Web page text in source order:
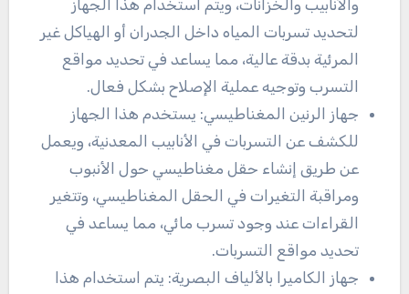
والأنابيب والخزانات، ويتم استخدام هذا الجهاز
لتحديد تسربات المياه داخل الجدران أو الهياكل غير
المرئية بدقة عالية، مما يساعد في تحديد مواقع
التسرب وتوجيه عملية الإصلاح بشكل فعال.
جهاز الرنين المغناطيسي: يستخدم هذا الجهاز
للكشف عن التسربات في الأنابيب المعدنية، ويعمل
عن طريق إنشاء حقل مغناطيسي حول الأنبوب
ومراقبة التغيرات في الحقل المغناطيسي، وتتغير
القراءات عند وجود تسرب مائي، مما يساعد في
تحديد مواقع التسربات.
جهاز الكاميرا بالألياف البصرية: يتم استخدام هذا